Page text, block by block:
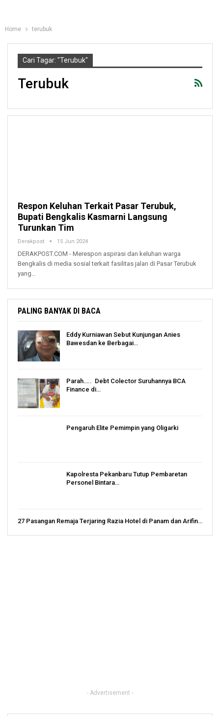
Home terubuk
Cari Tagar: "terubuk"
Terubuk
Respon Keluhan Terkait Pasar Terubuk,
Bupati Bengkalis Kasmarni Langsung
Turunkan Tim
Derakpost 15 Jun 2024
DERAKPOST.COM - Merespon aspirasi dan keluhan warga
Bengkalis di media sosial terkait fasilitas jalan di Pasar Terubuk
yang…
PALING BANYAK DI BACA
Eddy Kurniawan Sebut Kunjungan Anies
Bawesdan ke Berbagai…
Parah….. Debt Colector Suruhannya BCA
Finance di…
Pengaruh Elite Pemimpin yang Oligarki
Kapolresta Pekanbaru Tutup Pembaretan
Personel Bintara…
27 Pasangan Remaja Terjaring Razia Hotel di Panam dan Arifin…
- Advertisement -